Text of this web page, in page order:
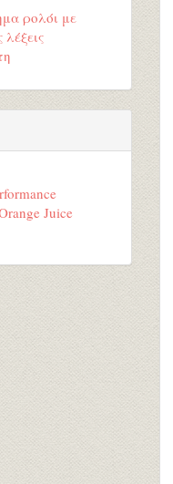
ρολόι με
λέξεις
Juice